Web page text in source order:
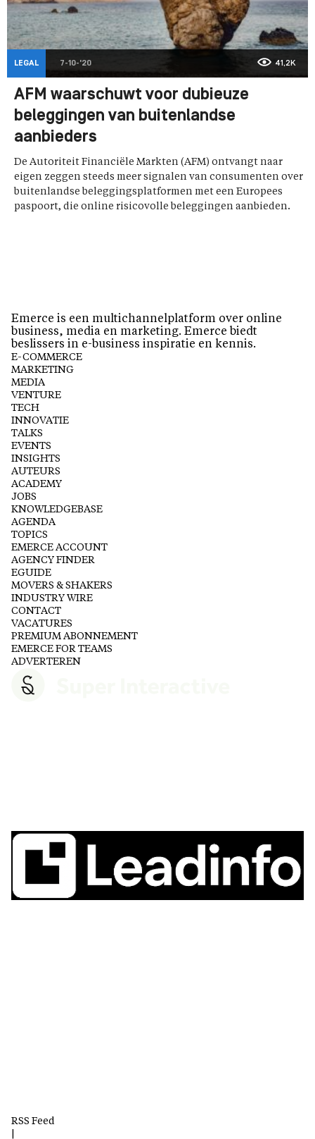
LEGAL 7-10-'20 41,2K
AFM waarschuwt voor dubieuze
beleggingen van buitenlandse
aanbieders
De Autoriteit Financiële Markten (AFM) ontvangt naar
eigen zeggen steeds meer signalen van consumenten over
buitenlandse beleggingsplatformen met een Europees
paspoort, die online risicovolle beleggingen aanbieden.
Emerce is een multichannelplatform over online
business, media en marketing. Emerce biedt
beslissers in e-business inspiratie en kennis.
E-COMMERCE
MARKETING
MEDIA
VENTURE
TECH
INNOVATIE
TALKS
EVENTS
INSIGHTS
AUTEURS
ACADEMY
JOBS
KNOWLEDGEBASE
AGENDA
TOPICS
EMERCE ACCOUNT
AGENCY FINDER
EGUIDE
MOVERS & SHAKERS
INDUSTRY WIRE
CONTACT
VACATURES
PREMIUM ABONNEMENT
EMERCE FOR TEAMS
ADVERTEREN
RSS Feed